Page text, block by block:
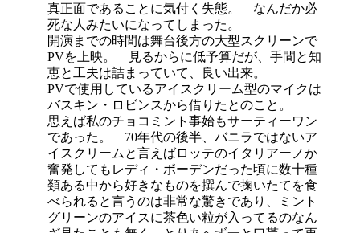
真正面であることに気付く失態。 なんだか必
死な人みたいになってしまった。
開演までの時間は舞台後方の大型スクリーンで
PVを上映。 見るからに低予算だが、手間と知
恵と工夫は詰まっていて、良い出来。
PVで使用しているアイスクリーム型のマイクは
バスキン・ロビンスから借りたとのこと。
思えば私のチョコミント事始もサーティーワン
であった。 70年代の後半、バニラではないア
イスクリームと言えばロッテのイタリアーノか
奮発してもレディ・ボーデンだった頃に数十種
類ある中から好きなものを撰んで掬いたてを食
べられると言うのは非常な驚きであり、ミント
グリーンのアイスに茶色い粒が入ってるのなん